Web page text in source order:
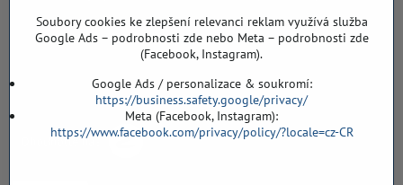
podlahyALFA​@seznam​.cz
Soubory cookies ke zlepšení relevanci reklam využívá služba
Google Ads – podrobnosti zde nebo Meta – podrobnosti zde
(Facebook, Instagram).
Google Ads / personalizace & soukromí:
https://business.safety.google/privacy/
Meta (Facebook, Instagram):
https://www.facebook.com/privacy/policy/?locale=cz-CR